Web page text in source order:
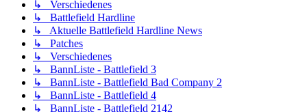
↳ Verschiedenes
↳ Battlefield Hardline
↳ Aktuelle Battlefield Hardline News
↳ Patches
↳ Verschiedenes
↳ BannListe - Battlefield 3
↳ BannListe - Battlefield Bad Company 2
↳ BannListe - Battlefield 4
↳ BannListe - Battlefield 2142